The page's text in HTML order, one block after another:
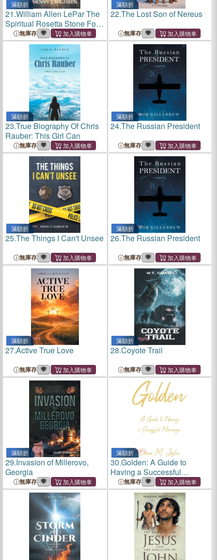
滿額折
21.William Allen LePar The
Spiritual Rosetta Stone For
the End of Our Age
無庫存
滿額折
22.The Lost Son of Nereus
無庫存
滿額折
23.True Biography Of Chris
Rauber: This Girl Can
無庫存
滿額折
24.The Russian President
無庫存
滿額折
25.The Things I Can't Unsee
無庫存
滿額折
26.The Russian President
無庫存
滿額折
27.Active True Love
無庫存
滿額折
28.Coyote Trail
無庫存
滿額折
29.Invasion of Millerovo,
Georgia
無庫存
滿額折
30.Golden: A Guide to
Having a Successful
Marriage
無庫存